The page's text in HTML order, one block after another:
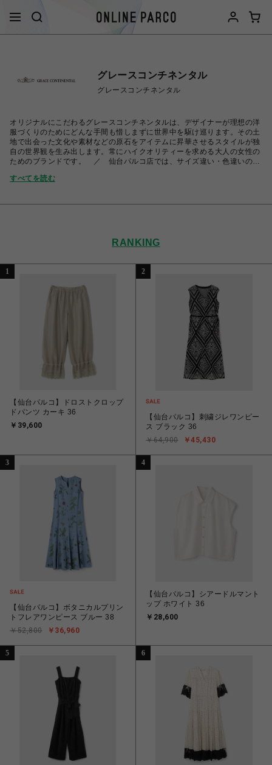
グレースコンチネンタル
グレースコンチネンタル
オリジナルにこだわるグレースコンチネンタルは、デザイナーが理想の洋
服づくりのためにどんな手間も惜しまずに世界中を駆け巡ります。その土
地で出会った文化や素材などの原石をアイテムに昇華させるスタイルが独
自の世界観を生み出します。常にハイクオリティーを求める大人の女性の
ためのブランドです。 ／ 仙台パルコ店では、サイズ違い・色違いの出
い。
すべてを読む
RANKING
1
【仙台パルコ】ドロストクロップ
ドパンツ カーキ 36
￥39,600
2
【仙台パルコ】刺繍ジレワンピー
ス ブラック 36
￥45,430
￥64,900
3
【仙台パルコ】ボタニカルプリン
トフレアワンピース ブルー 38
￥36,960
￥52,800
4
【仙台パルコ】シアードルマント
ップ ホワイト 36
￥28,600
5 6